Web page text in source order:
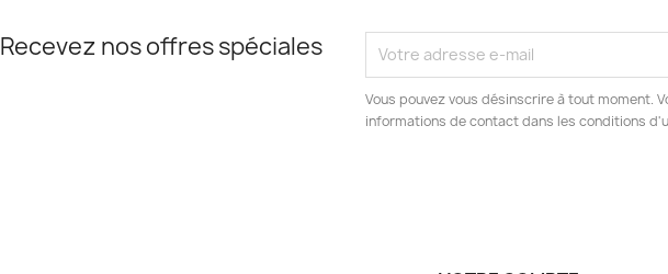
Recevez nos offres spéciales
Vous pouvez vous désinscrire à tout moment.
informations de contact dans les conditions